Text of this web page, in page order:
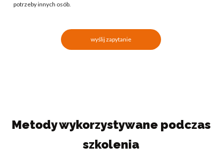
potrzeby innych osób.
wyślij zapytanie
Metody wykorzystywane podczas
szkolenia